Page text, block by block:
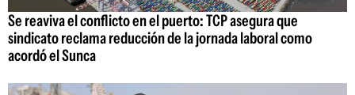
Se reaviva el conflicto en el puerto: TCP asegura que
sindicato reclama reducción de la jornada laboral como
acordó el Sunca